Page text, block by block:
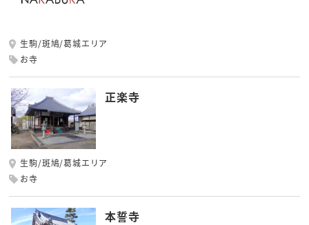
生駒/斑鳩/葛城エリア
お寺
正楽寺
生駒/斑鳩/葛城エリア
お寺
本誓寺